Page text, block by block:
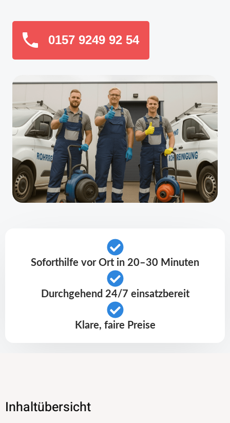
0157 9249 92 54
Soforthilfe vor Ort in 20–30 Minuten
Durchgehend 24/7 einsatzbereit
Klare, faire Preise
Inhaltübersicht